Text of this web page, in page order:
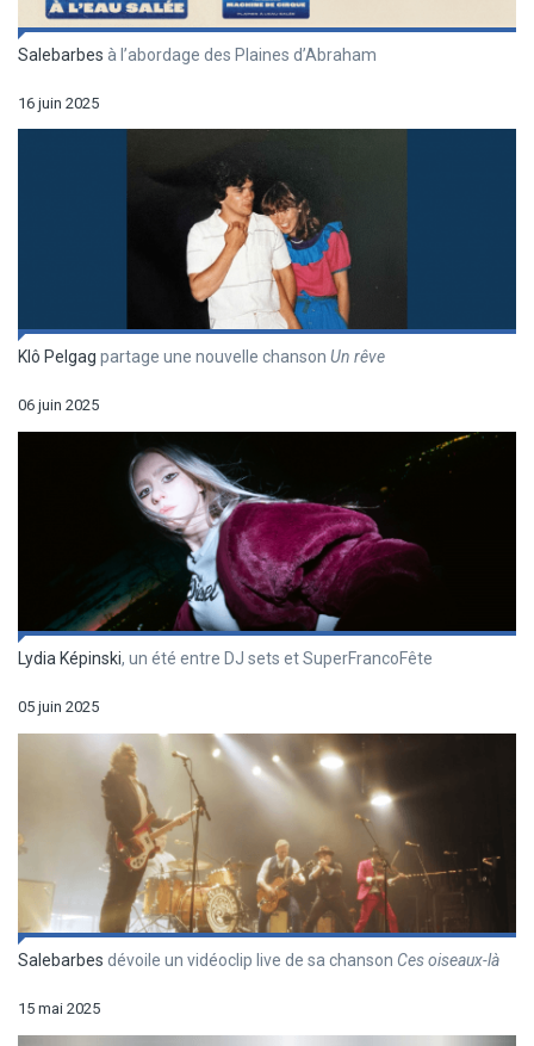
Salebarbes à l’abordage des Plaines d’Abraham
16 juin 2025
Klô Pelgag partage une nouvelle chanson Un rêve
06 juin 2025
Lydia Képinski, un été entre DJ sets et SuperFrancoFête
05 juin 2025
Salebarbes dévoile un vidéoclip live de sa chanson Ces oiseaux-là
15 mai 2025